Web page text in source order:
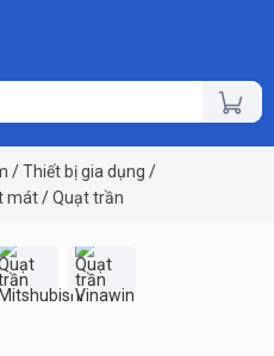
/Thiết bị gia dụng /
mát/Quạt trần